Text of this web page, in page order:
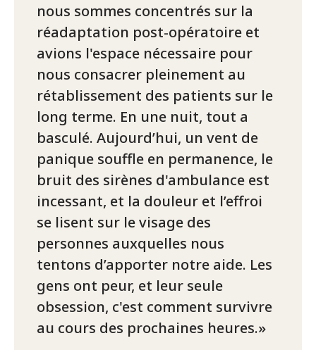
nous sommes concentrés sur la
réadaptation post-opératoire et
avions l'espace nécessaire pour
nous consacrer pleinement au
rétablissement des patients sur le
long terme. En une nuit, tout a
basculé. Aujourd’hui, un vent de
panique souffle en permanence, le
bruit des sirènes d'ambulance est
incessant, et la douleur et l’effroi
se lisent sur le visage des
personnes auxquelles nous
tentons d’apporter notre aide. Les
gens ont peur, et leur seule
obsession, c'est comment survivre
au cours des prochaines heures.